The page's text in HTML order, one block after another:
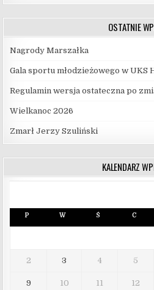
OSTATNIE
Nagrody Marszałka
Gala sportu młodzieżowego w UKS
Regulamin wersja ostateczna po
Wielkanoc 2026
Zmarł Jerzy Szuliński
KALENDARZ
P W Ś C
2 3 4 5
9 10 11 12